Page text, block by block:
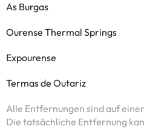
As Burgas
Ourense Thermal Springs
Expourense
Termas de Outariz
Alle Entfernungen sind auf
Die tatsächliche Entfernung